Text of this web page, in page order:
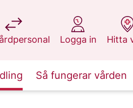
1177.se
Logga in
på 1177.se
Hitta
på
Så fungerar vården